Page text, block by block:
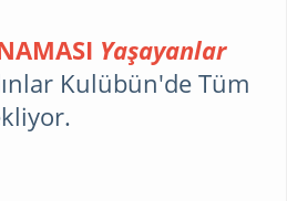
Yaşayanlar
Kulübün'de Tüm